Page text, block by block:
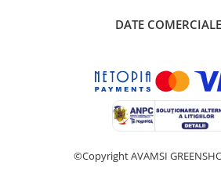
DATE COMERCIALE
©Copyright AVAMSI